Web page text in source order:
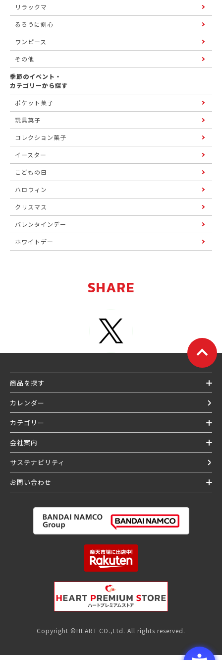
リラックマ
るろうに剣心
ワンピース
その他
季節のイベント・
カテゴリーから探す
ポケット菓子
玩具菓子
コレクション菓子
イースター
こどもの日
ハロウィン
クリスマス
バレンタインデー
ホワイトデー
SHARE
商品を探す
カレンダー
カテゴリー
会社案内
サステナビリティ
お問い合わせ
Copyright ©HEART CO.,Ltd. All rights reserved.